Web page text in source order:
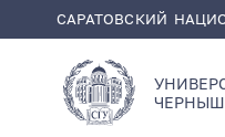
САРАТОВСКИЙ